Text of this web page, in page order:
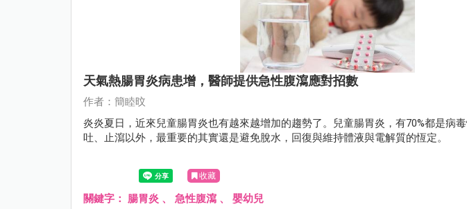
天氣熱腸胃炎病患增，醫師提供急性腹瀉應對招數
作者：簡睦旼
炎炎夏日，近來兒童腸胃炎也有越來越增加的趨勢了。兒童腸胃炎，有70%都是病
吐、止瀉以外，最重要的其實還是避免脫水，回復與維持體液與電解質的恆定。
收藏
關鍵字： 腸胃炎 、 急性腹瀉 、 嬰幼兒